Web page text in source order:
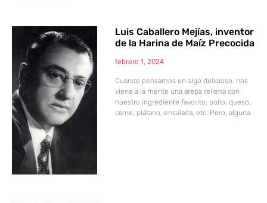
Luis Caballero Mejías, inventor
de la Harina de Maíz Precocida
febrero 1, 2024
Cuando pensamos en algo delicioso, nos
viene a la mente una arepa rellena con
nuestro ingrediente favorito: pollo, queso,
carne, plátano, ensalada, etc. Pero, alguna